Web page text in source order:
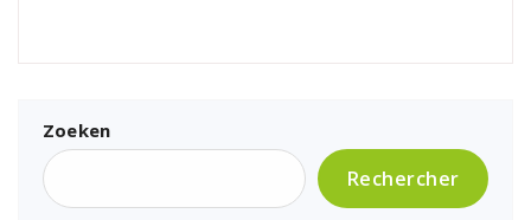
Zoeken
Rechercher